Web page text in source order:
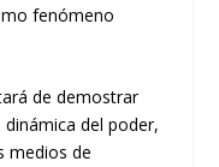
fenómeno
rá dedemostrar
del poder,
medios de